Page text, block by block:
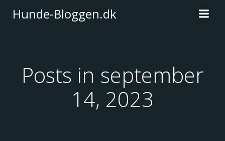
til
Hunde-Bloggen.dk
Posts in september
14, 2023